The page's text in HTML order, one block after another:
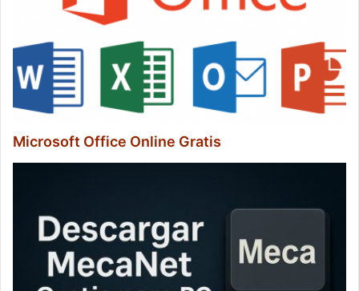
Microsoft Office Online Gratis